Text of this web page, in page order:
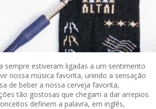
sempre estiveram ligadas a um sentimento
nossa música favorita, unindo a sensação
de beber a nossa cerveja favorita,
tão gostosas que chegam a dar arrepios.
definem a palavra, em inglês,